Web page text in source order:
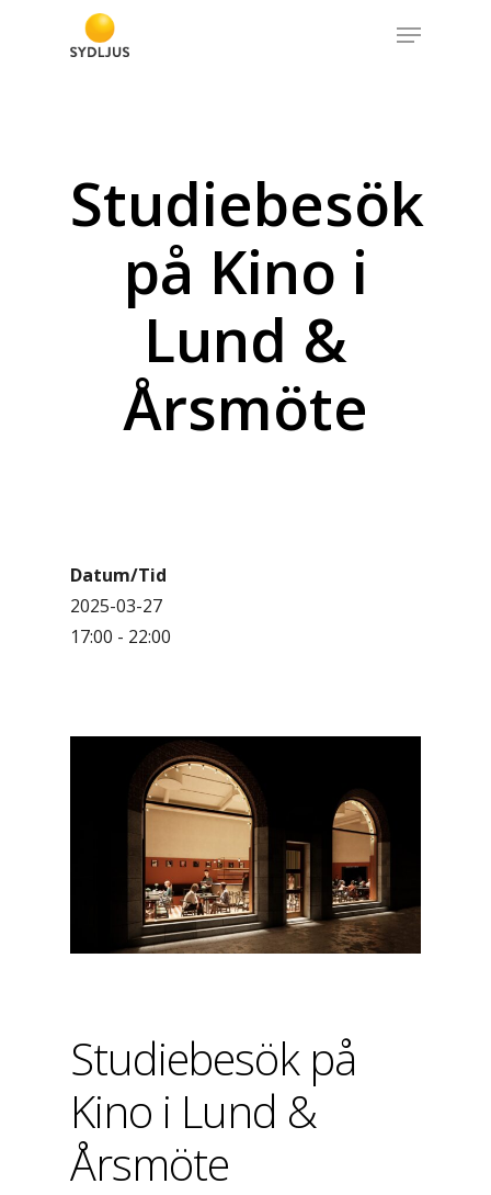
Menu
Studiebesök
på Kino i
Lund &
Årsmöte
Datum/Tid
2025-03-27
17:00 - 22:00
Studiebesök på
Kino i Lund &
Årsmöte